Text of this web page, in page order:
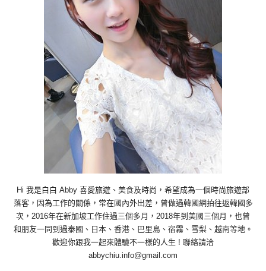
Hi 我是白白 Abby 喜愛旅遊、美食及時尚，希望成為一個時尚旅遊部
落客，因為工作的關係，常在國內外出差，曾做過韓國網拍往返韓國多
次，2016年在新加坡工作住過三個多月，2018年到美國三個月，也曾
和朋友一同到過泰國、日本、香港、巴里島、宿霧、雪梨、越南等地。
歡迎你跟我一起來體驗不一樣的人生 ! 聯絡請洽
abbychiu.info@gmail.com